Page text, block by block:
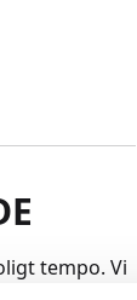
tempo. Vi